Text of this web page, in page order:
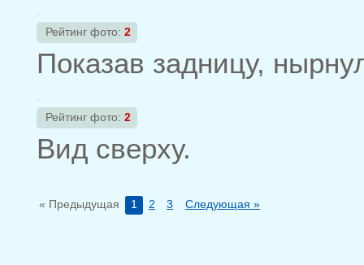
Рейтинг фото: 2
Показав задницу,
Рейтинг фото: 2
Вид сверху.
« Предыдущая 1 2 3 Следующая »